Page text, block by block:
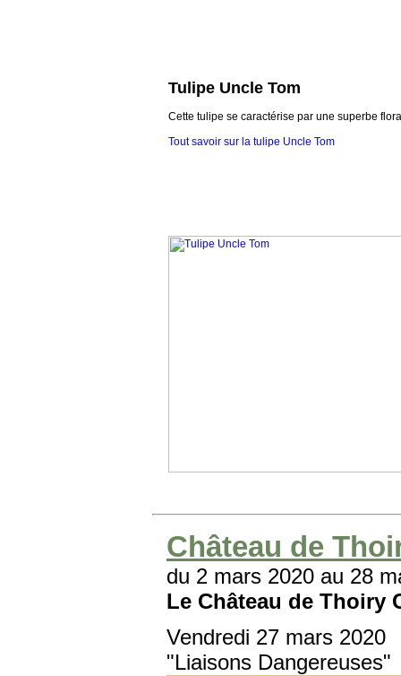
Tulipe Uncle Tom
Cette tulipe se caractérise par une superbe
Tout savoir sur la tulipe Uncle Tom
Château de
du 2 mars 2020 au 28
Le Château de Thoiry
Vendredi 27 mars 2020
"Liaisons Dangereuses"